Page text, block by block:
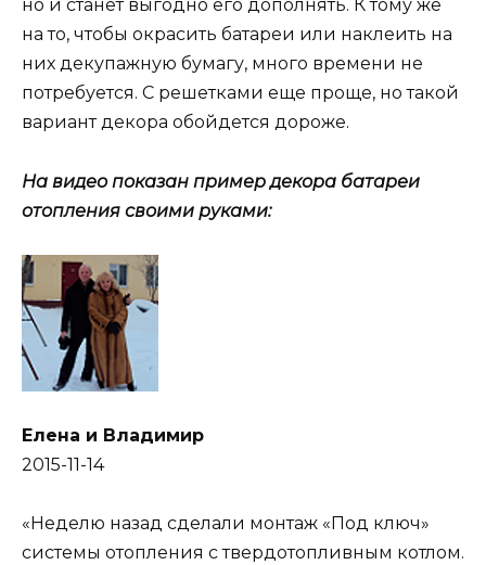
но и станет выгодно его дополнять. К тому же
на то, чтобы окрасить батареи или наклеить на
них декупажную бумагу, много времени не
потребуется. С решетками еще проще, но такой
вариант декора обойдется дороже.
На видео показан пример декора батареи
отопления своими руками:
Елена и Владимир
2015-11-14
«Неделю назад сделали монтаж «Под ключ»
системы отопления с твердотопливным котлом.